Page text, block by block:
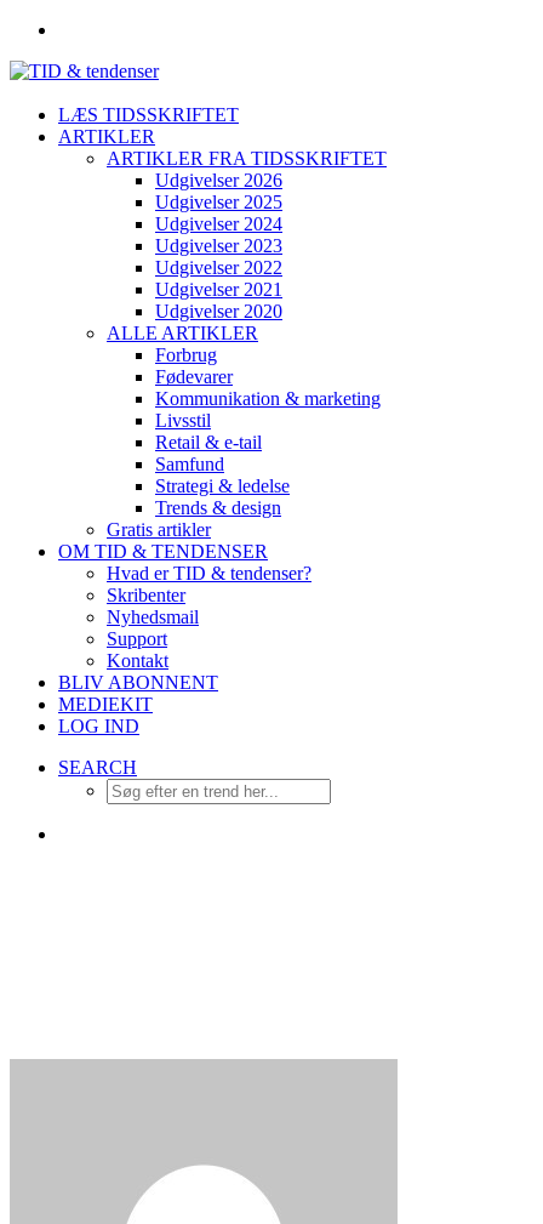
LÆS TIDSSKRIFTET
ARTIKLER
ARTIKLER FRA TIDSSKRIFTET
Udgivelser 2026
Udgivelser 2025
Udgivelser 2024
Udgivelser 2023
Udgivelser 2022
Udgivelser 2021
Udgivelser 2020
ALLE ARTIKLER
Forbrug
Fødevarer
Kommunikation & marketing
Livsstil
Retail & e-tail
Samfund
Strategi & ledelse
Trends & design
Gratis artikler
OM TID & TENDENSER
Hvad er TID & tendenser?
Skribenter
Nyhedsmail
Support
Kontakt
BLIV ABONNENT
MEDIEKIT
LOG IND
SEARCH